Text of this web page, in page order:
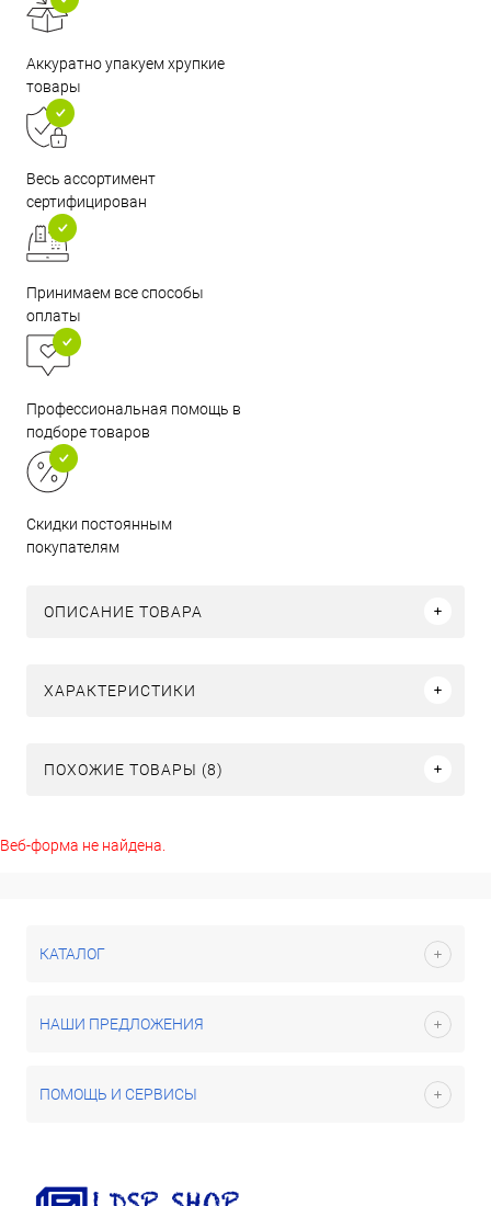
Аккуратно упакуем хрупкие
товары
Весь ассортимент
сертифицирован
Принимаем все способы
оплаты
Профессиональная помощь в
подборе товаров
Скидки постоянным
покупателям
ОПИСАНИЕ ТОВАРА
ХАРАКТЕРИСТИКИ
ПОХОЖИЕ ТОВАРЫ (8)
Веб-форма не найдена.
КАТАЛОГ
НАШИ ПРЕДЛОЖЕНИЯ
ПОМОЩЬ И СЕРВИСЫ